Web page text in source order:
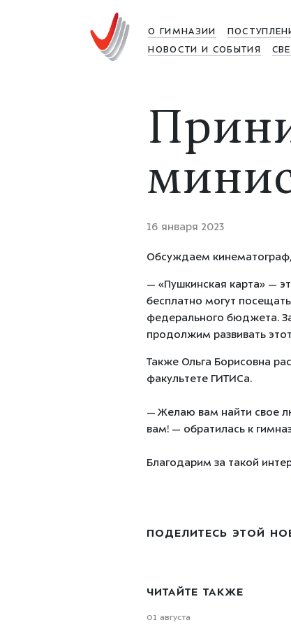
О ГИМНАЗИИ
НОВОСТИ И СОБЫТИЯ
16 января 2023
Обсуждаем кинематограф,
— «Пушкинская карта» —
бесплатно могут
федерального бюджета.
продолжим развивать
Также Ольга Борисовна
факультете ГИТИСа.
— Желаю вам найти свое
вам! — обратилась к
Благодарим за такой
ПОДЕЛИТЕСЬ ЭТОЙ
ЧИТАЙТЕ ТАКЖЕ
01 августа